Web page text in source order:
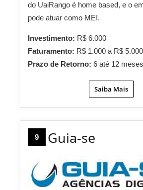
do UaiRango é home based, e o
pode atuar como MEI.
Investimento: R$ 6.000
Faturamento: R$ 1.000 a R$ 5.000
Prazo de Retorno: 6 até 12 meses
Saiba Mais
9 Guia-se